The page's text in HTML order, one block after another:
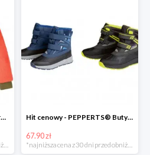
Hit cenowy - LUPILU® Dwustronna kurtka dziecięca z polarem
*najniższa cena z 30 dni przed obniżką
Hit cenowy - PEPPERTS® Buty zimowe chłopięce
67.90 zł
*najniższa cena z 30 dni przed obniżką